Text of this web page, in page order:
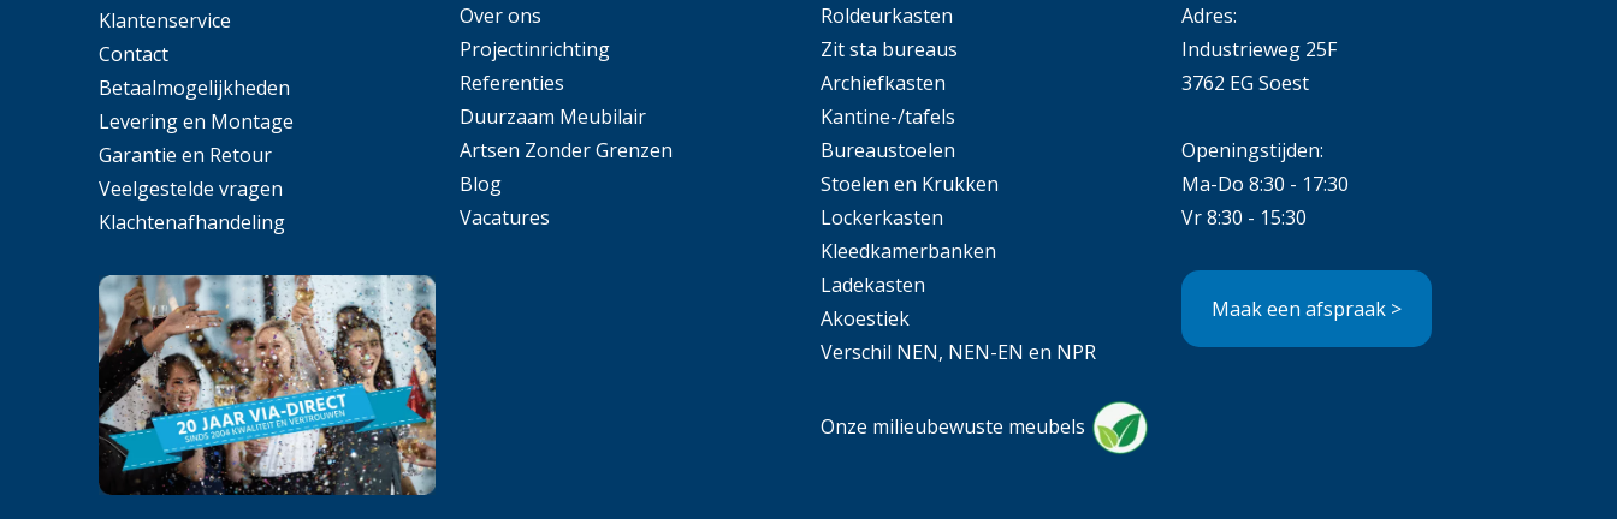
Klantenservice
Contact
Betaalmogelijkheden
Levering en Montage
Garantie en Retour
Veelgestelde vragen
Klachtenafhandeling
Over ons
Projectinrichting
Referenties
Duurzaam Meubilair
Artsen Zonder Grenzen
Blog
Vacatures
Roldeurkasten
Zit sta bureaus
Archiefkasten
Kantine-/tafels
Bureaustoelen
Stoelen en Krukken
Lockerkasten
Kleedkamerbanken
Ladekasten
Akoestiek
Verschil NEN, NEN-EN en NPR
Onze milieubewuste meubels
Adres:
Industrieweg 25F
3762 EG Soest
Openingstijden:
Ma-Do 8:30 - 17:30
Vr 8:30 - 15:30
Maak een afspraak >